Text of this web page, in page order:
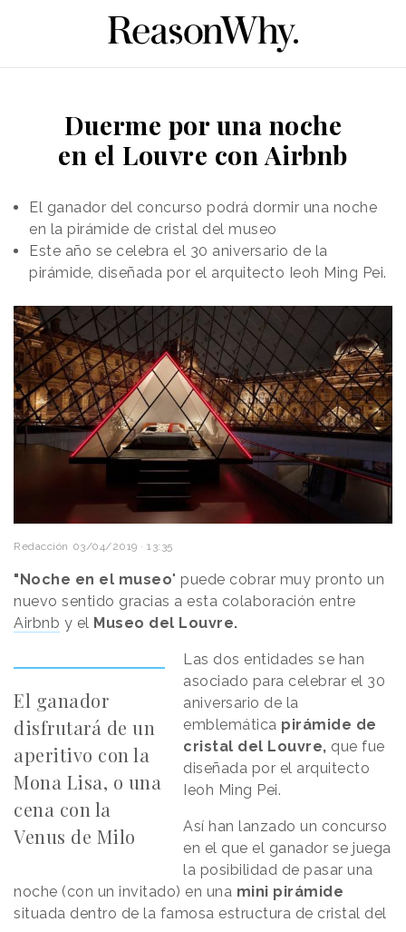
Duerme por una noche
en el Louvre con Airbnb
El ganador del concurso podrá dormir una noche
en la pirámide de cristal del museo
Este año se celebra el 30 aniversario de la
pirámide, diseñada por el arquitecto Ieoh Ming Pei.
Redacción 03/04/2019 · 13:35
"Noche en el museo" puede cobrar muy pronto un
nuevo sentido gracias a esta colaboración entre
Airbnb y el Museo del Louvre.
El ganador
disfrutará de un
aperitivo con la
Mona Lisa, o una
cena con la
Venus de Milo
Las dos entidades se han
asociado para celebrar el 30
aniversario de la
emblemática pirámide de
cristal del Louvre, que fue
diseñada por el arquitecto
Ieoh Ming Pei.
Así han lanzado un concurso
en el que el ganador se juega
la posibilidad de pasar una
noche (con un invitado) en una mini pirámide
situada dentro de la famosa estructura de cristal del